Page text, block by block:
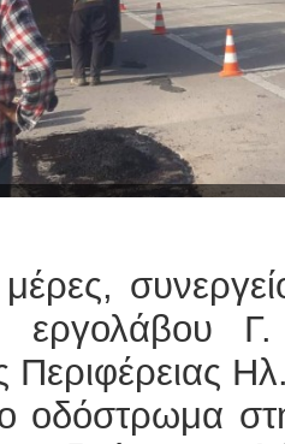
εργολάβου
Περιφέρειας
οδόστρωμα
ΕΙΔΙΚΟΣ